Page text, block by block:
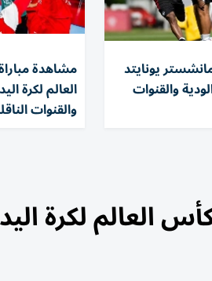
يونايتد
والقنوات
مشاهدة
والقنوات
العالم لكرة